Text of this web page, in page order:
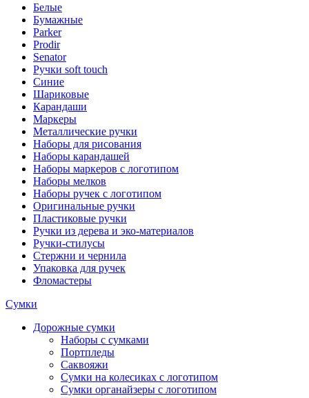
Белые
Бумажные
Parker
Prodir
Senator
Ручки soft touch
Синие
Шариковые
Карандаши
Маркеры
Металлические ручки
Наборы для рисования
Наборы карандашей
Наборы маркеров с логотипом
Наборы мелков
Наборы ручек с логотипом
Оригинальные ручки
Пластиковые ручки
Ручки из дерева и эко-материалов
Ручки-стилусы
Стержни и чернила
Упаковка для ручек
Фломастеры
Сумки
Дорожные сумки
Наборы с сумками
Портпледы
Саквояжи
Сумки на колесиках с логотипом
Сумки органайзеры с логотипом